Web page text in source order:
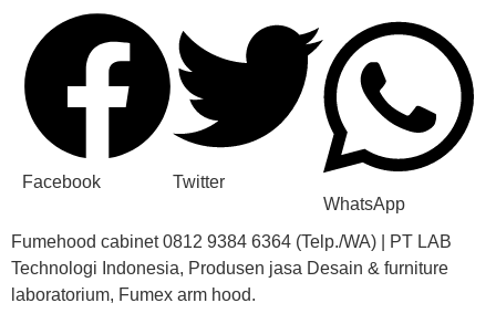
Facebook
Twitter
WhatsApp
Fumehood cabinet 0812 9384 6364 (Telp./WA) | PT LAB
Technologi Indonesia, Produsen jasa Desain & furniture
laboratorium, Fumex arm hood.